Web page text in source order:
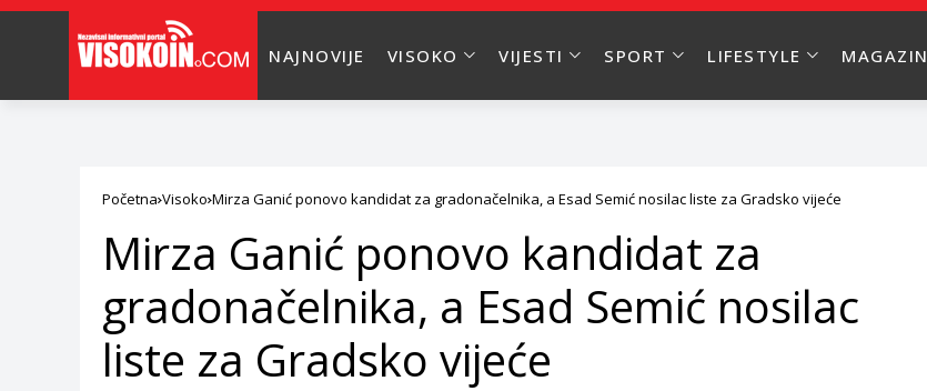
NAJNOVIJE VISOKO VIJESTI SPORT LIFESTYLE MAGAZIN
Početna Visoko Mirza Ganić ponovo kandidat za gradonačelnika, a Esad Semić nosilac liste za Gradsko vijeće
Mirza Ganić ponovo kandidat za
gradonačelnika, a Esad Semić nosilac
liste za Gradsko vijeće